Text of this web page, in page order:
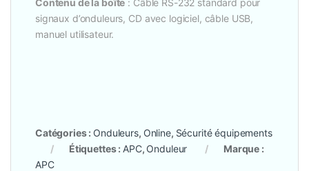
signaux d’onduleurs, CD avec logiciel, câble USB,
manuel utilisateur.
Catégories : Onduleurs, Online, Sécurité équipements
Étiquettes : APC, Onduleur
Marque :
APC